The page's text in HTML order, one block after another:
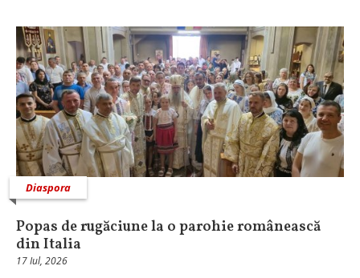
Diaspora
Popas de rugăciune la o parohie românească
din Italia
17 Iul, 2026